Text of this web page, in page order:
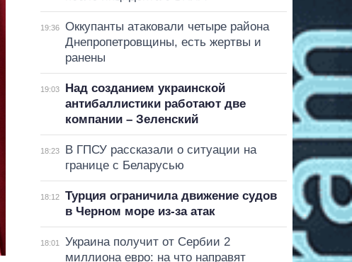
19:36
Оккупанты атаковали четыре района
Днепропетровщины, есть жертвы и
ранены
19:03
Над созданием украинской
антибаллистики работают две
компании – Зеленский
18:23
В ГПСУ рассказали о ситуации на
границе с Беларусью
18:12
Турция ограничила движение судов
в Черном море из-за атак
18:01
Украина получит от Сербии 2
миллиона евро: на что направят